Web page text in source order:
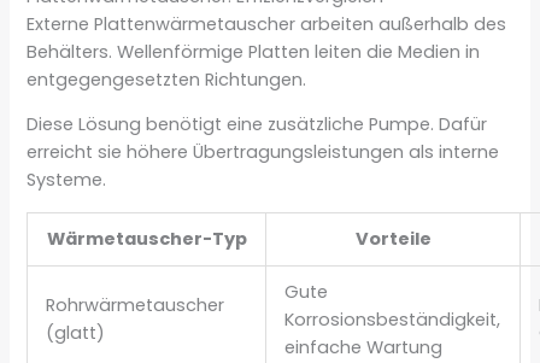
Externe Plattenwärmetauscher arbeiten außerhalb des
Behälters. Wellenförmige Platten leiten die Medien in
entgegengesetzten Richtungen.
Diese Lösung benötigt eine zusätzliche Pumpe. Dafür
erreicht sie höhere Übertragungsleistungen als interne
Systeme.
Wärmetauscher-Typ Vorteile
Rohrwärmetauscher
(glatt)
Gute
Korrosionsbeständigkeit,
einfache Wartung